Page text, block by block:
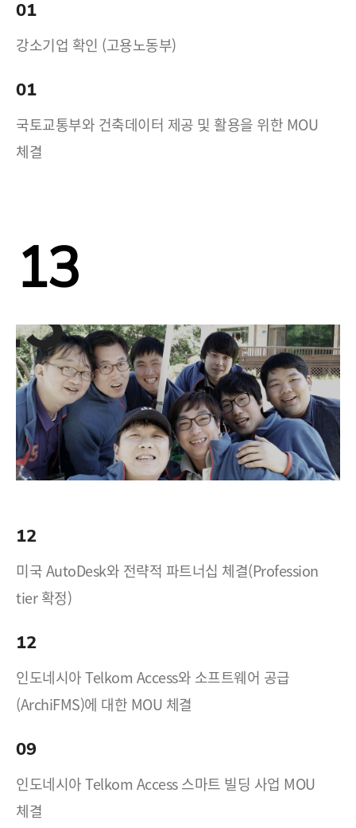
01
강소기업 확인 (고용노동부)
01
국토교통부와 건축데이터 제공 및 활용을 위한 MOU
체결
13
12
미국 AutoDesk와 전략적 파트너십 체결(Profession
tier 확정)
12
인도네시아 Telkom Access와 소프트웨어 공급
(ArchiFMS)에 대한 MOU 체결
09
인도네시아 Telkom Access 스마트 빌딩 사업 MOU
체결